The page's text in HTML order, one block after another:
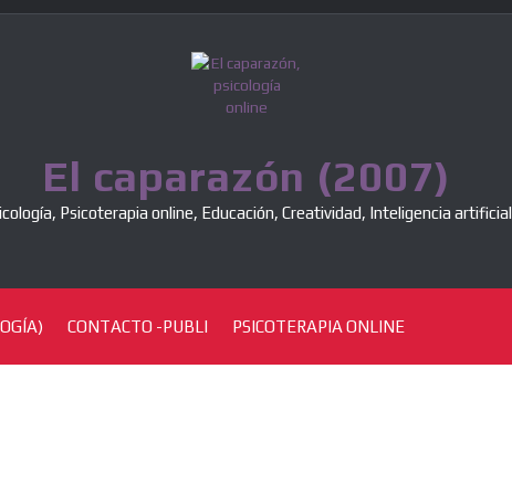
El caparazón (2007)
Psicoterapia online, Educación, Creatividad, Inteligencia artificial
CONTACTO -PUBLI PSICOTERAPIA ONLINE